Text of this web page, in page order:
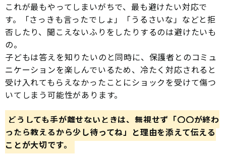
これが最もやってしまいがちで、最も避けたい対応で
す。「さっきも言ったでしょ」「うるさいな」などと拒
否したり、聞こえないふりをしたりするのは避けたいも
の。
子どもは答えを知りたいのと同時に、保護者とのコミュ
ニケーションを楽しんでいるため、冷たく対応されると
受け入れてもらえなかったことにショックを受けて傷つ
いてしまう可能性があります。
どうしても手が離せないときは、無視せず「〇〇が終わ
ったら教えるから少し待ってね」と理由を添えて伝える
ことが大切です。